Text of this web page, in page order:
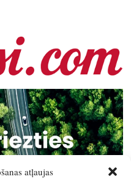
atļaujas